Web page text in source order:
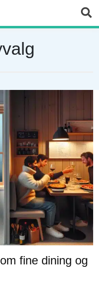
fine dining og